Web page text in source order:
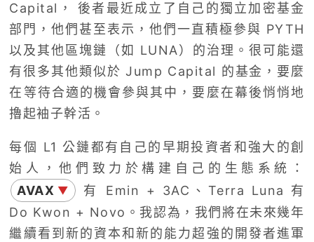
Capital， 後者最近成立了自己的獨立加密基金
部門，他們甚至表示，他們一直積極參與 PYTH
以及其他區塊鏈（如 LUNA）的治理。很可能還
有很多其他類似於 Jump Capital 的基金，要麼
在等待合適的機會參與其中，要麼在幕後悄悄地
擼起袖子幹活。
每個 L1 公鏈都有自己的早期投資者和強大的創
始人，他們致力於構建自己的生態系統：
AVAX ▼
有 Emin + 3AC、Terra Luna 有
Do Kwon + Novo。我認為，我們將在未來幾年
繼續看到新的資本和新的能力超強的開發者進軍